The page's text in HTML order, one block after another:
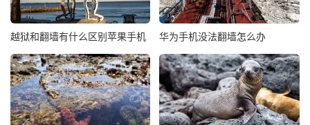
越狱和翻墙有什么区别苹果手机 华为手机没法翻墙怎么办